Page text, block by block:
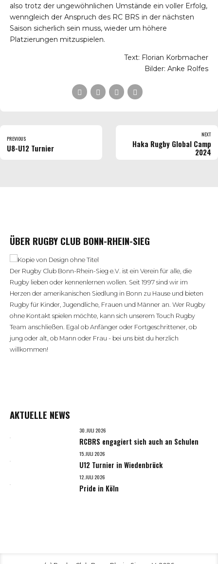
also trotz der ungewöhnlichen Umstände ein voller Erfolg,
wenngleich der Anspruch des RC BRS in der nächsten
Saison sicherlich sein muss, wieder um höhere
Platzierungen mitzuspielen.
Text: Florian Korbmacher
Bilder: Anke Rolfes
PREVIOUS
U8-U12 Turnier
NEXT
Haka Rugby Global Camp
2024
ÜBER RUGBY CLUB BONN-RHEIN-SIEG
Der Rugby Club Bonn-Rhein-Sieg e.V. ist ein Verein für alle, die
Rugby lieben oder kennenlernen wollen. Seit 1997 sind wir im
Herzen der amerikanischen Siedlung in Bonn zu Hause und bieten
Rugby für Kinder, Jugendliche, Frauen und Männer an. Wer Rugby
ohne Kontakt spielen möchte, kann sich unserem Touch Rugby
Team anschließen. Egal ob Anfänger oder Fortgeschrittener, ob
jung oder alt, ob Mann oder Frau - bei uns bist du herzlich
willkommen!
AKTUELLE NEWS
30. JULI 2026
RCBRS engagiert sich auch an Schulen
15. JULI 2026
U12 Turnier in Wiedenbrück
12. JULI 2026
Pride in Köln